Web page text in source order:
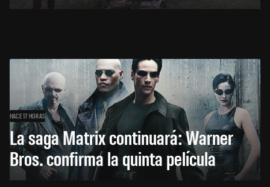
HACE 17 HORAS
La saga Matrix continuará: Warner
Bros. confirma la quinta película